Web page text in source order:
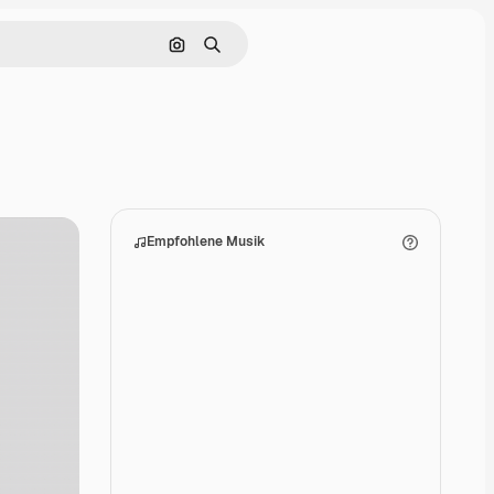
Nach Bild suchen
Suchen
Empfohlene Musik